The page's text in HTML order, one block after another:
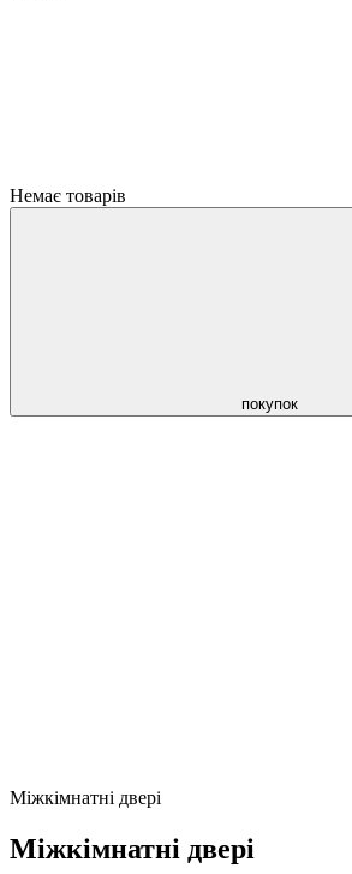
Немає товарів
покупок
Міжкімнатні двері
Міжкімнатні двері